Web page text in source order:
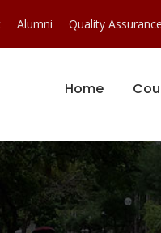
Alumni Quality Assurance
Home